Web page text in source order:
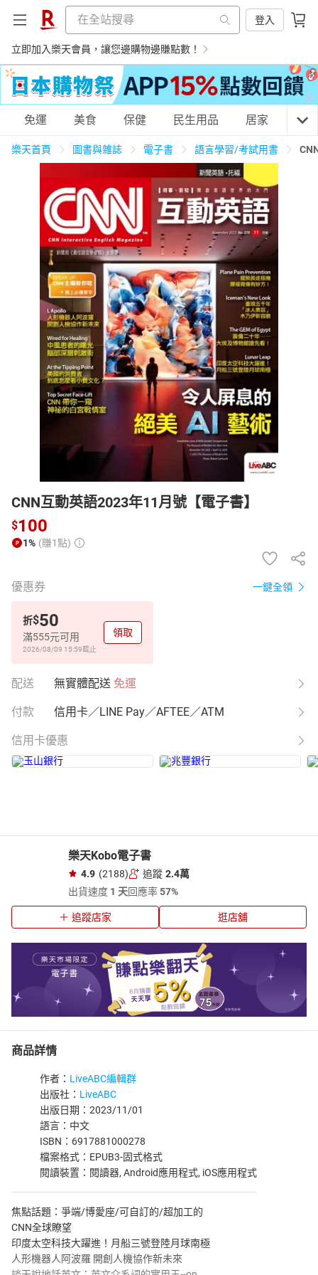
登入
立即加入樂天會員，讓您邊購物邊賺點數！
購物網分類
天天免運 美食蛋糕 養生保健 民生用品
居家生活 3C家電 運動休閒 親子玩具
女裝 男裝 化妝保養 情趣用品
日本購物 電子/紙本書
HOT
免運 美食 保健 民生用品 居家 3C
樂天首頁 圖書與雜誌 電子書 語言學習/考試用書
CNN互動英語2023年11月號【電子書】
$100
1% (賺1點)
優惠券 一鍵全領
折$50
滿555元可用
2026/08/09 15:59截止
領取
配送 無實體配送 免運
付款 信用卡／LINE Pay／AFTEE／ATM
信用卡優惠
樂天Kobo電子書
4.9 (2188) 追蹤 2.4萬
出貨速度 1 天回應率57%
追蹤店家 逛店舖
商品詳情
作者： LiveABC編輯群
出版社： LiveABC
出版日期：2023/11/01
語言：中文
ISBN：6917881000278
檔案格式：EPUB3-固式格式
閱讀裝置：閱讀器, Android應用程式, iOS應用程式
焦點話題：爭端/博愛座/可自訂的/超加工的
CNN全球瞭望
印度太空科技大躍進！月船三號登陸月球南極
人形機器人阿波羅 開創人機協作新未來